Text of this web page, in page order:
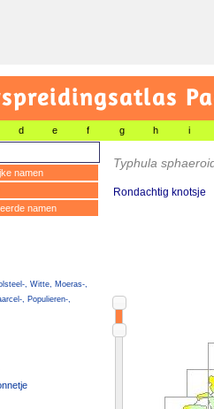
d e f g h i
namen
namen
, Witte, Moeras-,
, Populieren-,
Typhula
Rondachtig knotsje